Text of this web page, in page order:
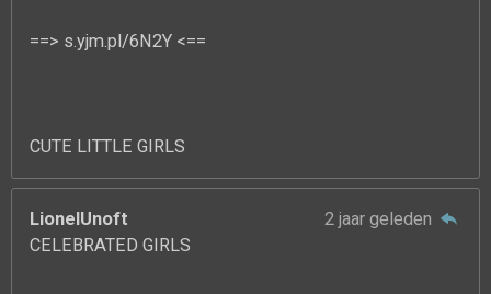
==> s.yjm.pl/6N2Y <==
CUTE LITTLE GIRLS
LionelUnoft
2 jaar geleden
CELEBRATED GIRLS